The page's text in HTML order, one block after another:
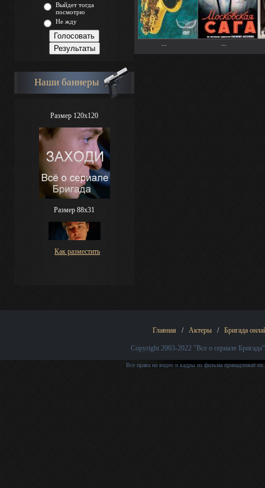
Выйдет тогда
посмотрю
Не жду
Наши баннеры
Размер 120x120
Размер 88х31
Как разместить
Главная / Актеры / Бригада
Copyright 2003-2022 "Все о сериале Бригада"
Все права на видео и кадры из фильма принадлежат